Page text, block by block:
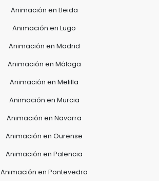
Animación en Lleida
Animación en Lugo
Animación en Madrid
Animación en Málaga
Animación en Melilla
Animación en Murcia
Animación en Navarra
Animación en Ourense
Animación en Palencia
Animación en Pontevedra